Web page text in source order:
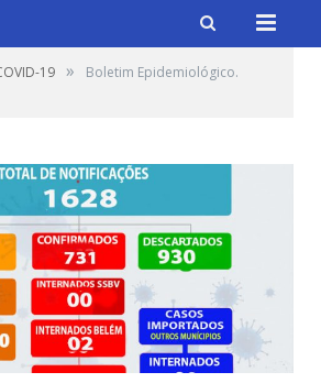
19 »
Boletim Epidemiológico.